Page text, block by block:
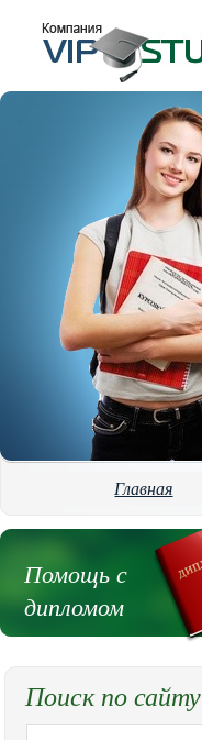
Главная
Помощь с
дипломом
Поиск по сайту